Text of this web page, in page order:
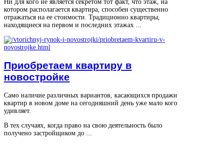
Ни для кого не является секретом тот факт, что этаж, на
котором располагается квартира, способен существенно
отражаться на ее стоимости. Традиционно квартиры,
находящиеся на первом и последних этажах ...
Приобретаем квартиру в
новостройке
Само наличие различных вариантов, касающихся продажи
квартир в новом доме на сегодняшний день уже мало кого
удивляет.
В тех случаях, когда право на свою деятельность было
получено застройщиком до ...